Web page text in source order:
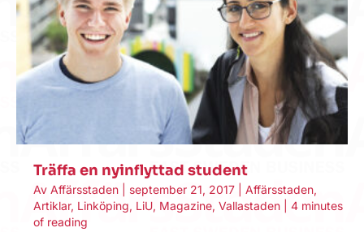
Träffa en nyinflyttad student
Av Affärsstaden september 21, 2017 Affärsstaden,
Artiklar, Linköping, LiU, Magazine, Vallastaden
4 minutes
of reading